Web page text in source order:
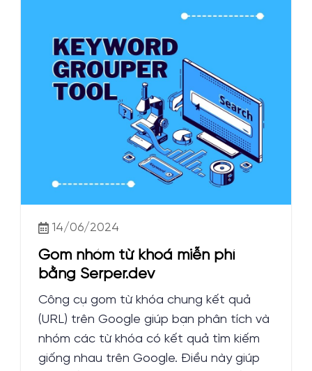
14/06/2024
Gom nhóm từ khoá miễn phí
bằng Serper.dev
Công cụ gom từ khóa chung kết quả
(URL) trên Google giúp bạn phân tích và
nhóm các từ khóa có kết quả tìm kiếm
giống nhau trên Google. Điều này giúp